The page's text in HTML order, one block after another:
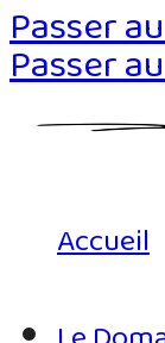
Passer
Passer
Accueil